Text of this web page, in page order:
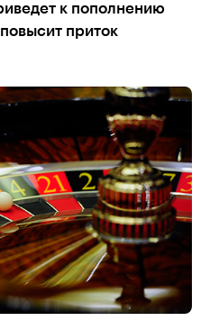
к пополнению
приток